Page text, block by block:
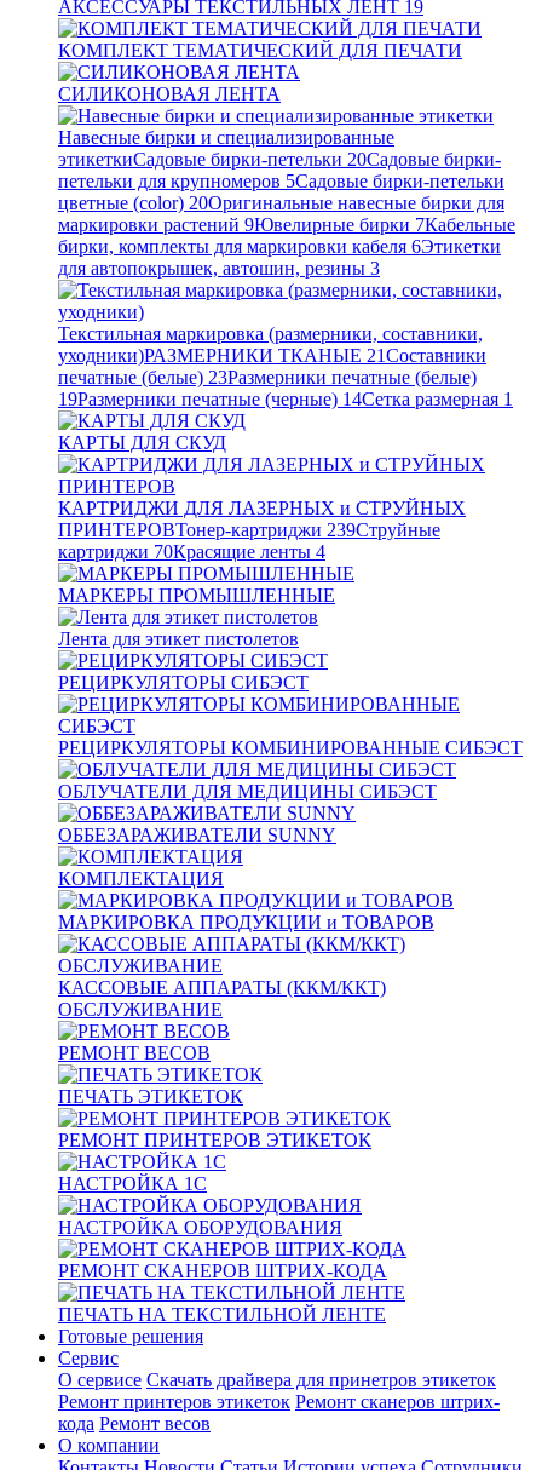
АКСЕССУАРЫ ТЕКСТИЛЬНЫХ ЛЕНТ 19
КОМПЛЕКТ ТЕМАТИЧЕСКИЙ ДЛЯ ПЕЧАТИ
СИЛИКОНОВАЯ ЛЕНТА
Навесные бирки и специализированные
этикеткиСадовые бирки-петельки 20Садовые бирки-
петельки для крупномеров 5Садовые бирки-петельки
цветные (color) 20Оригинальные навесные бирки для
маркировки растений 9Ювелирные бирки 7Кабельные
бирки, комплекты для маркировки кабеля 6Этикетки
для автопокрышек, автошин, резины 3
Текстильная маркировка (размерники, составники,
уходники)РАЗМЕРНИКИ ТКАНЫЕ 21Составники
печатные (белые) 23Размерники печатные (белые)
19Размерники печатные (черные) 14Сетка размерная 1
КАРТЫ ДЛЯ СКУД
КАРТРИДЖИ ДЛЯ ЛАЗЕРНЫХ и СТРУЙНЫХ
ПРИНТЕРОВТонер-картриджи 239Струйные
картриджи 70Красящие ленты 4
МАРКЕРЫ ПРОМЫШЛЕННЫЕ
Лента для этикет пистолетов
РЕЦИРКУЛЯТОРЫ СИБЭСТ
РЕЦИРКУЛЯТОРЫ КОМБИНИРОВАННЫЕ СИБЭСТ
ОБЛУЧАТЕЛИ ДЛЯ МЕДИЦИНЫ СИБЭСТ
ОББЕЗАРАЖИВАТЕЛИ SUNNY
КОМПЛЕКТАЦИЯ
МАРКИРОВКА ПРОДУКЦИИ и ТОВАРОВ
КАССОВЫЕ АППАРАТЫ (ККМ/ККТ)
ОБСЛУЖИВАНИЕ
РЕМОНТ ВЕСОВ
ПЕЧАТЬ ЭТИКЕТОК
РЕМОНТ ПРИНТЕРОВ ЭТИКЕТОК
НАСТРОЙКА 1С
НАСТРОЙКА ОБОРУДОВАНИЯ
РЕМОНТ СКАНЕРОВ ШТРИХ-КОДА
ПЕЧАТЬ НА ТЕКСТИЛЬНОЙ ЛЕНТЕ
Готовые решения
Сервис
О сервисе Скачать драйвера для принетров этикеток
Ремонт принтеров этикеток Ремонт сканеров штрих-
кода Ремонт весов
О компании